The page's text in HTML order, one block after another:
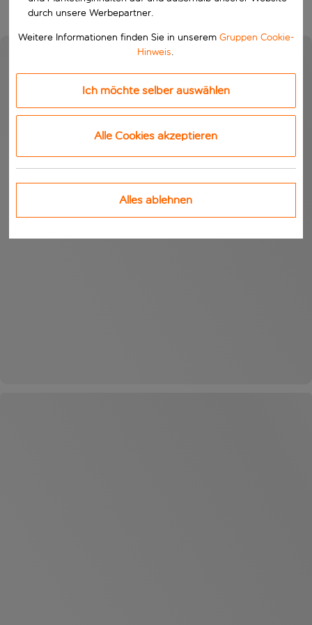
durch unsere Werbepartner.
Weitere Informationen finden Sie in unserem Gruppen Cookie-
Hinweis.
Ich möchte selber auswählen
Alle Cookies akzeptieren
Alles ablehnen